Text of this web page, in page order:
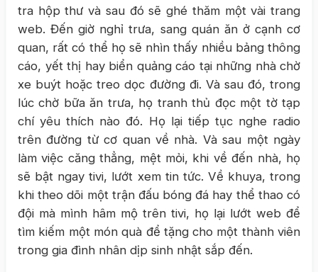
tra hộp thư và sau đó sẽ ghé thăm một vài trang
web. Đến giờ nghỉ trưa, sang quán ăn ở cạnh cơ
quan, rất có thể họ sẽ nhìn thấy nhiều bảng thông
cáo, yết thị hay biển quảng cáo tại những nhà chờ
xe buýt hoặc treo dọc đường đi. Và sau đó, trong
lúc chờ bữa ăn trưa, họ tranh thủ đọc một tờ tạp
chí yêu thích nào đó. Họ lại tiếp tục nghe radio
trên đường từ cơ quan về nhà. Và sau một ngày
làm việc căng thẳng, mệt mỏi, khi về đến nhà, họ
sẽ bật ngay tivi, lướt xem tin tức. Về khuya, trong
khi theo dõi một trận đấu bóng đá hay thể thao có
đội mà mình hâm mộ trên tivi, họ lại lướt web để
tìm kiếm một món quà để tặng cho một thành viên
trong gia đình nhân dịp sinh nhật sắp đến.